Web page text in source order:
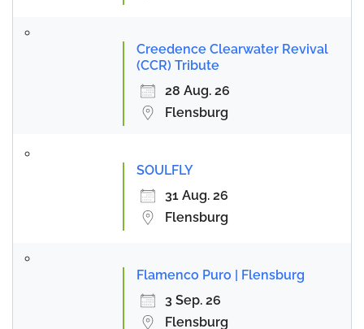
Creedence Clearwater Revival
(CCR) Tribute
28 Aug. 26
Flensburg
SOULFLY
31 Aug. 26
Flensburg
Flamenco Puro | Flensburg
3 Sep. 26
Flensburg